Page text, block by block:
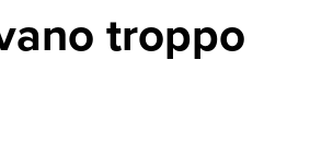
troppo